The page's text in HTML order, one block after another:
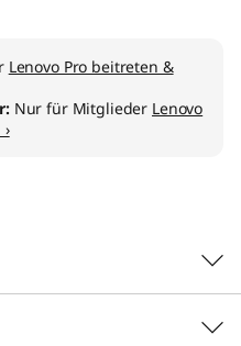
Lenovo Pro beitreten &
Nur für Mitglieder Lenovo